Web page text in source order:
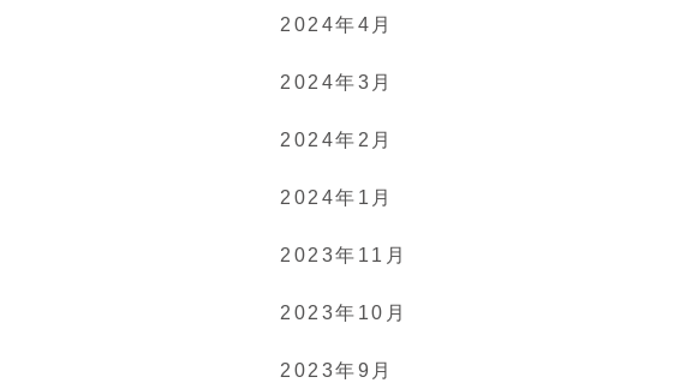
2024年4月
2024年3月
2024年2月
2024年1月
2023年11月
2023年10月
2023年9月